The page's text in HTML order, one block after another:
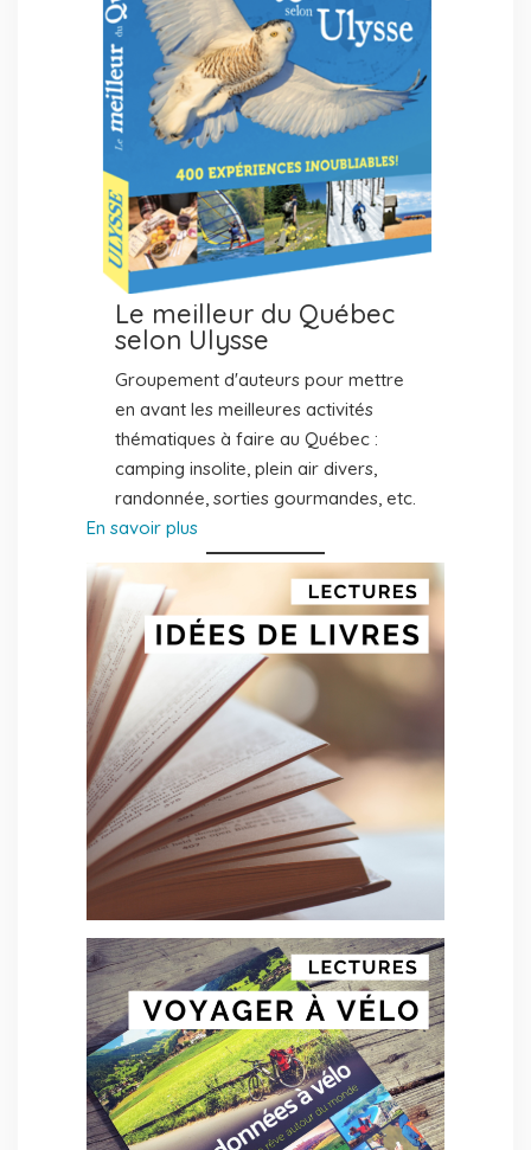
Le meilleur du Québec
selon Ulysse
Groupement d'auteurs pour mettre
en avant les meilleures activités
thématiques à faire au Québec :
camping insolite, plein air divers,
randonnée, sorties gourmandes, etc.
En savoir plus